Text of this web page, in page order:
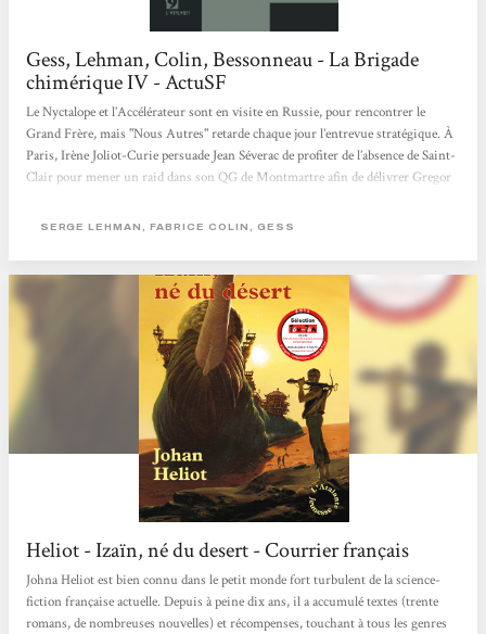
Gess, Lehman, Colin, Bessonneau - La Brigade
chimérique IV - ActuSF
Le Nyctalope et l’Accélérateur sont en visite en Russie, pour rencontrer le
Grand Frère, mais "Nous Autres" retarde chaque jour l’entrevue stratégique. À
Paris, Irène Joliot-Curie persuade Jean Séverac de profiter de l’absence de Saint-
Clair pour mener un raid dans son QG de Montmartre afin de délivrer Gregor
l’homme-tigre, il effectue pour le Conseil une mission de reconnaissance à
trois premiers...
SERGE LEHMAN, FABRICE COLIN, GESS
Heliot - Izaïn, né du desert - Courrier français
Johna Heliot est bien connu dans le petit monde fort turbulent de la science-
fiction française actuelle. Depuis à peine dix ans, il a accumulé textes (trente
romans, de nombreuses nouvelles) et récompenses, touchant à tous les genres